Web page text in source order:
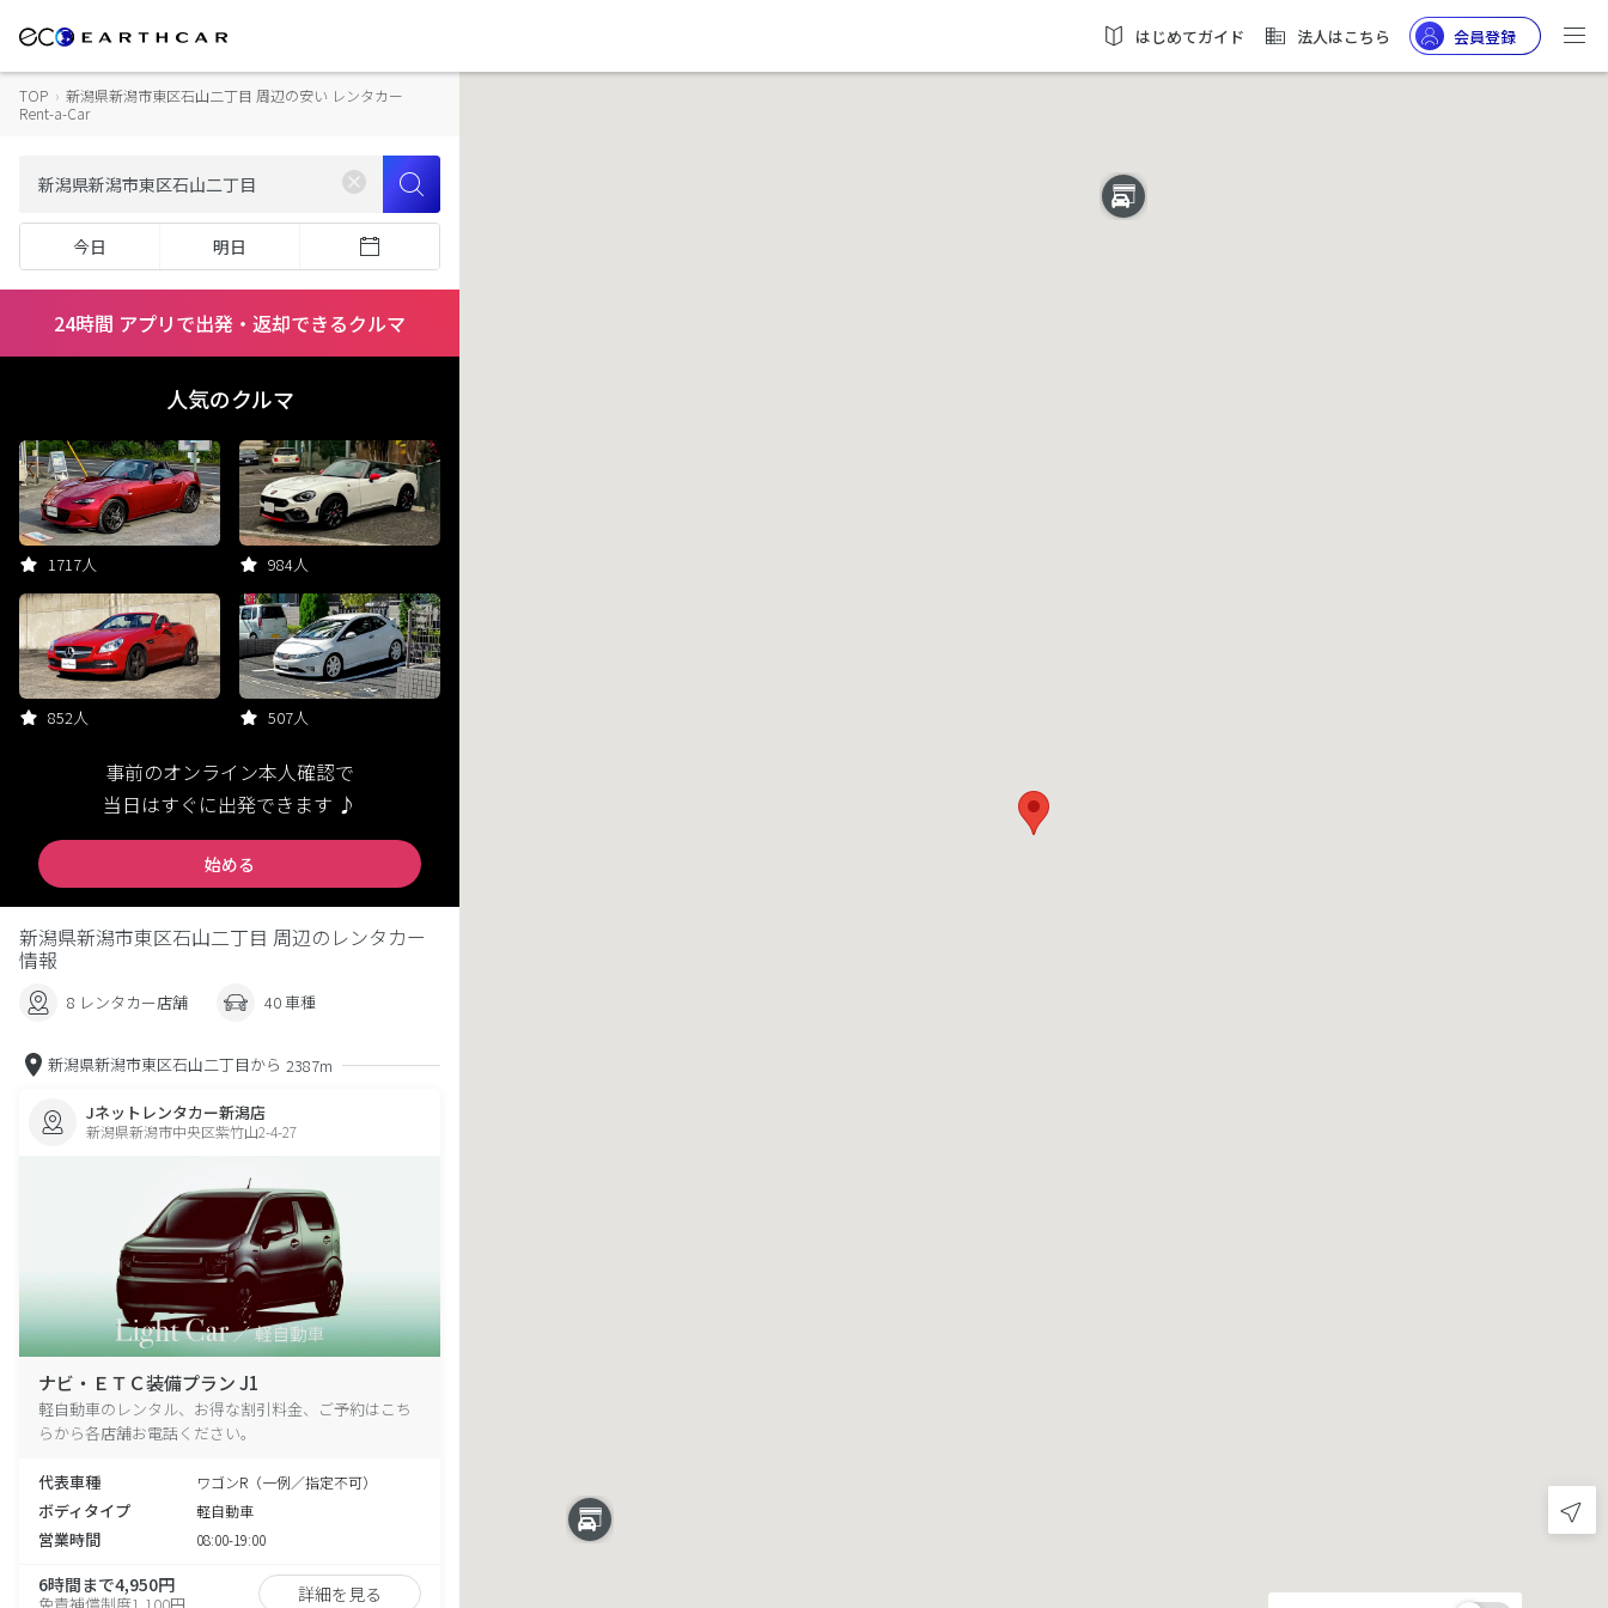
はじめてガイド 法人はこちら 会員登録
TOP › 新潟県新潟市東区石山二丁目 周辺の安い レンタカー
Rent-a-Car
今日 明日
24時間 アプリで出発・返却できるクルマ
人気のクルマ
1717人 984人
852人 507人
事前のオンライン本人確認で
当日はすぐに出発できます ♪
始める
新潟県新潟市東区石山二丁目 周辺のレンタカー
情報
8 レンタカー店舗 40 車種
新潟県新潟市東区石山二丁目から 2387m
Jネットレンタカー新潟店
新潟県新潟市中央区紫竹山2-4-27
ナビ・ＥＴＣ装備プラン J1
軽自動車のレンタル、お得な割引料金、ご予約はこち
らから各店舗お電話ください。
代表車種 ワゴンR（一例／指定不可）
ボディタイプ 軽自動車
営業時間 08:00-19:00
6時間まで4,950円
免責補償制度1,100円 詳細を見る